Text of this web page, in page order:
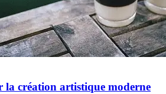
création artistique moderne